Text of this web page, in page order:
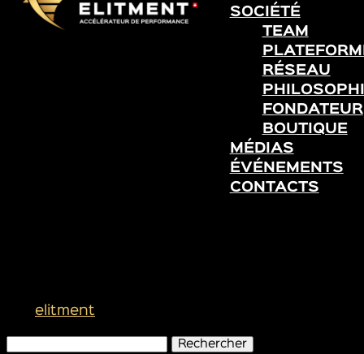
SOCIÉTÉ
TEAM
RÉSEAU
FONDATEUR
BOUTIQUE
MÉDIAS
ÉVÉNEMENTS
CONTACTS
elitment